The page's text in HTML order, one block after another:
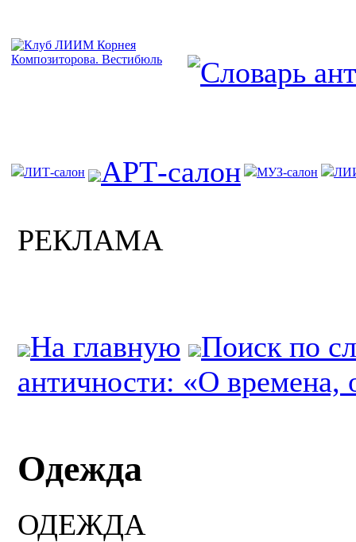
ЛИТ-салон АРТ-салон МУЗ-салон
РЕКЛАМА
На главную
Поиск по
античности: «О
Одежда
ОДЕЖДА